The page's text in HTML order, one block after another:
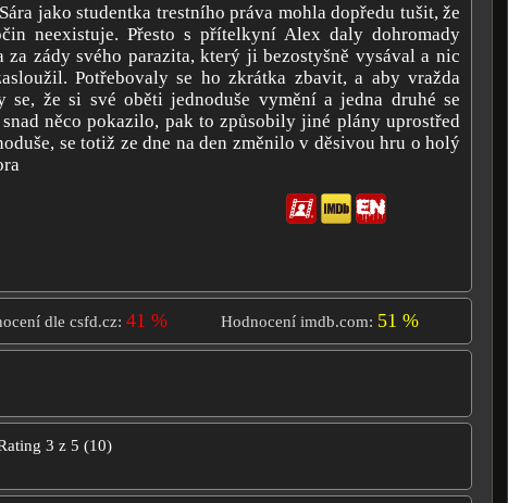
jako studentka trestního práva mohla dopředu tušit, že
neexistuje. Přesto s přítelkyní Alex daly dohromady
zády svého parazita, který ji bezostyšně vysával a nic
Potřebovaly se ho zkrátka zbavit, a aby vražda
se, že si své oběti jednoduše vymění a jedna druhé se
něco pokazilo, pak to způsobily jiné plány uprostřed
se totiž ze dne na den změnilo v děsivou hru o holý
dle csfd.cz: 41 % Hodnocení imdb.com: 51 %
3 z 5 (10)